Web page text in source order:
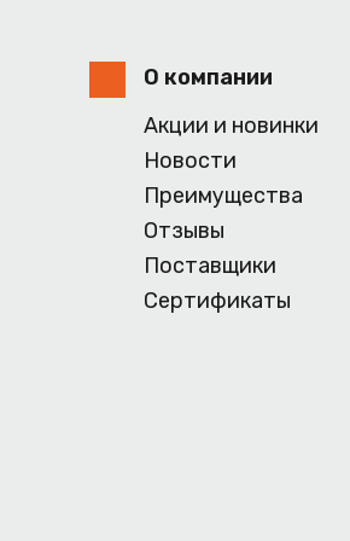
О компании
Акции и новинки
Новости
Преимущества
Отзывы
Поставщики
Сертификаты